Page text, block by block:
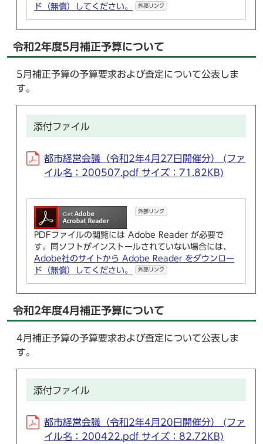
ド（無償）してください。 外部リンク
令和2年度5月補正予算について
5月補正予算の予算要求および査定について公表しま
す。
添付ファイル
都市経営会議（令和2年4月27日開催分） (ファ
イル名：200507.pdf サイズ：71.82KB)
外部リンク
PDFファイルの閲覧には Adobe Reader が必要で
す。同ソフトがインストールされていない場合には、
Adobe社のサイトから Adobe Reader をダウンロー
ド（無償）してください。
外部リンク
令和2年度4月補正予算について
4月補正予算の予算要求および査定について公表しま
す。
添付ファイル
都市経営会議（令和2年4月20日開催分） (ファ
イル名：200422.pdf サイズ：82.72KB)